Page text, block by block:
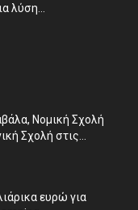
λύση...
Νομική Σχολή
Σχολή στις...
ευρώ για